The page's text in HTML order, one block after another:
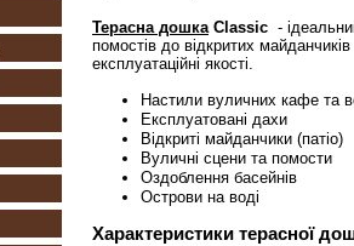
Терасна дошка Сlassic -
помостів до відкритих
експлуатаційні якості.
Настили вуличних кафе та
Експлуатовані дахи
Відкриті майданчики (патіо)
Вуличні сцени та помости
Оздоблення басейнів
Острови на воді
Характеристики терасної